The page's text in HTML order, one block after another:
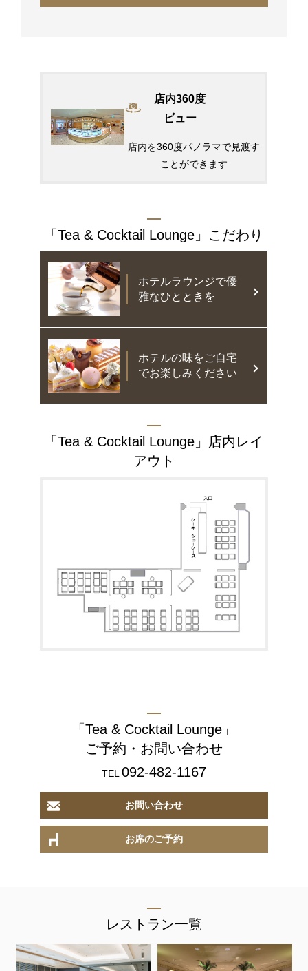
店内360度
ビュー
店内を360度パノラマで見渡す
ことができます
「Tea & Cocktail Lounge」 こだわり
ホテルラウンジで優
雅なひとときを
ホテルの味をご自宅
でお楽しみください
「Tea & Cocktail Lounge」
店内レイ
アウト
「Tea & Cocktail Lounge」
ご予約・お問い合わせ
TEL092-482-1167
お問い合わせ
お席のご予約
レストラン一覧